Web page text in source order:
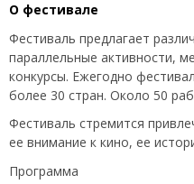
О фестивале
Фестиваль предлагает
параллельные активности,
конкурсы. Ежегодно
более 30 стран. Около 50
Фестиваль стремится
ее внимание к кино, ее
Программа